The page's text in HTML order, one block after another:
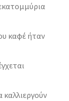
καφέ ήταν